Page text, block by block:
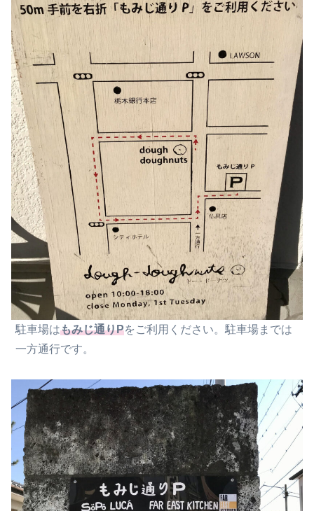
駐車場はもみじ通りPをご利用ください。駐車場までは
一方通行です。